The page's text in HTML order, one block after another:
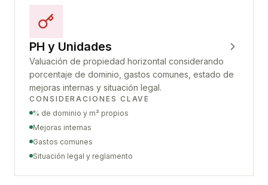
PH y Unidades
Valuación de propiedad horizontal considerando
porcentaje de dominio, gastos comunes, estado de
mejoras internas y situación legal.
CONSIDERACIONES CLAVE
% de dominio y m² propios
Mejoras internas
Gastos comunes
Situación legal y reglamento